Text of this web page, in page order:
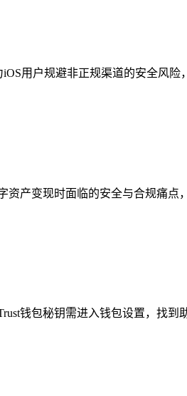
用户规避非正规渠道的安全风
资产变现时面临的安全与合规痛
钱包秘钥需进入钱包设置，找